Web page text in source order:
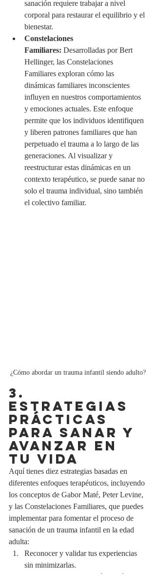
sanación requiere trabajar a nivel
corporal para restaurar el equilibrio y el
bienestar.
Constelaciones
Familiares: Desarrolladas por Bert
Hellinger, las Constelaciones
Familiares exploran cómo las
dinámicas familiares inconscientes
influyen en nuestros comportamientos
y emociones actuales. Este enfoque
permite que los individuos identifiquen
y liberen patrones familiares que han
perpetuado el trauma a lo largo de las
generaciones. Al visualizar y
reestructurar estas dinámicas en un
contexto terapéutico, se puede sanar no
solo el trauma individual, sino también
el colectivo familiar.
¿Cómo abordar un trauma infantil siendo adulto?
3.
ESTRATEGIAS
PRÁCTICAS
PARA SANAR Y
AVANZAR EN
TU VIDA
Aquí tienes diez estrategias basadas en
diferentes enfoques terapéuticos, incluyendo
los conceptos de Gabor Maté, Peter Levine,
y las Constelaciones Familiares, que puedes
implementar para fomentar el proceso de
sanación de un trauma infantil en la edad
adulta:
Reconocer y validar tus experiencias
sin minimizarlas.